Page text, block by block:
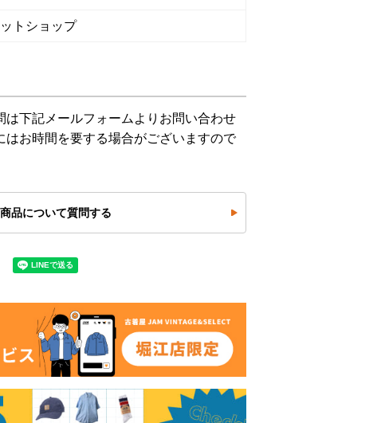
トショップ
は下記メールフォームよりお問い合わせ
はお時間を要する場合がございますので
商品について質問する